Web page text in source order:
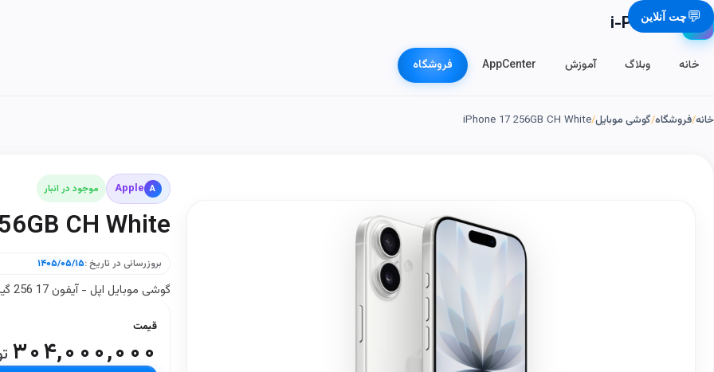
📱
i-Phone.ir
خانه وبلاگ آموزش AppCenter فروشگاه
خانه/فروشگاه/گوشی موبایل/
iPhone 17 256GB CH White
A
Apple موجود در انبار
CH White
بروزرسانی در تاریخ :۱۴۰۵/۰۵/۱۵
گوشی موبایل اپل - آیفون 17 256 گیگابایت سفید
قیمت
۳۰۴,۰۰۰,۰۰۰
💬چت آنلاین